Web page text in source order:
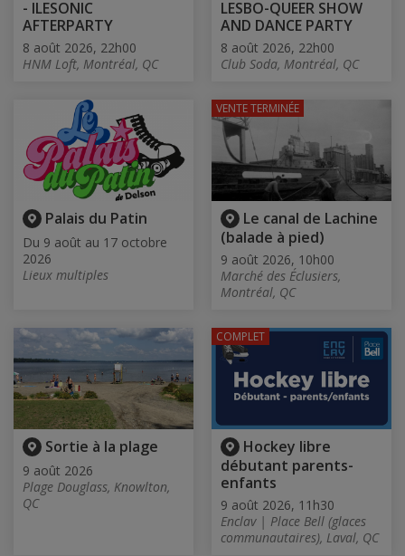
- ILESONIC
AFTERPARTY
8 août 2026, 22h00
HNM Loft, Montréal, QC
LESBO-QUEER SHOW
AND DANCE PARTY
8 août 2026, 22h00
Club Soda, Montréal, QC
Palais du Patin
Du 9 août au 17 octobre
2026
Lieux multiples
Le canal de Lachine
(balade à pied)
9 août 2026, 10h00
Marché des Éclusiers,
Montréal, QC
VENTE TERMINÉE
Sortie à la plage
9 août 2026
Plage Douglass, Knowlton,
QC
Hockey libre
débutant parents-
enfants
9 août 2026, 11h30
Enclav | Place Bell (glaces
communautaires), Laval, QC
COMPLET